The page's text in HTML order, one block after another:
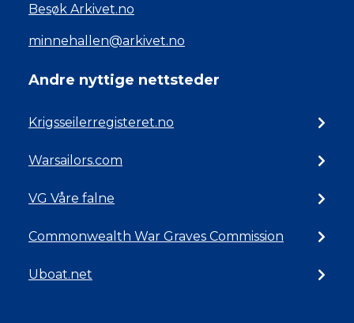
Besøk Arkivet.no
minnehallen@arkivet.no
Andre nyttige nettsteder
Krigsseilerregisteret.no
Warsailors.com
VG Våre falne
Commonwealth War Graves Commission
Uboat.net